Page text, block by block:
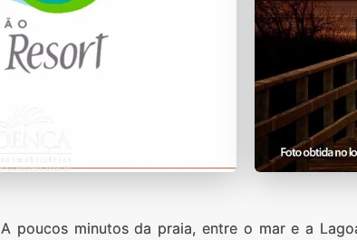
A poucos minutos da praia, entre o mar e a